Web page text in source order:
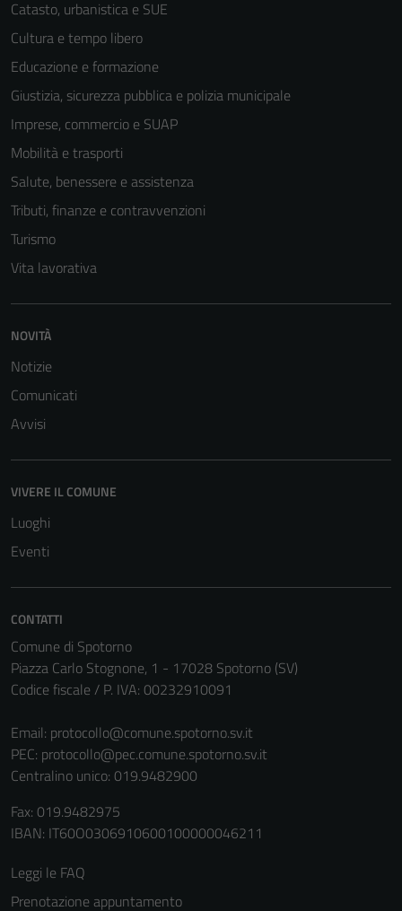
Catasto, urbanistica e SUE
Cultura e tempo libero
Educazione e formazione
Giustizia, sicurezza pubblica e polizia municipale
Imprese, commercio e SUAP
Mobilità e trasporti
Salute, benessere e assistenza
Tributi, finanze e contravvenzioni
Turismo
Vita lavorativa
NOVITÀ
Notizie
Comunicati
Avvisi
VIVERE IL COMUNE
Luoghi
Eventi
CONTATTI
Comune di Spotorno
Piazza Carlo Stognone, 1 - 17028 Spotorno (SV)
Codice fiscale / P. IVA: 00232910091
Email: protocollo@comune.spotorno.sv.it
PEC: protocollo@pec.comune.spotorno.sv.it
Centralino unico: 019.9482900
Fax: 019.9482975
IBAN: IT60O0306910600100000046211
Leggi le FAQ
Prenotazione appuntamento